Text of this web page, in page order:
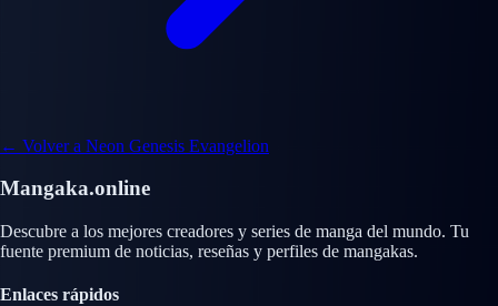
← Volver a Neon Genesis Evangelion
Mangaka.online
Descubre a los mejores creadores y series de manga del mundo. Tu
fuente premium de noticias, reseñas y perfiles de mangakas.
Enlaces rápidos